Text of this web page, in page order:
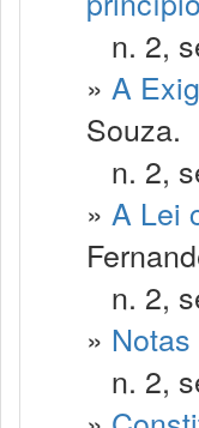
n. 2,
» A
Souza.
n. 2,
» A Lei
n. 2,
»
n. 2,